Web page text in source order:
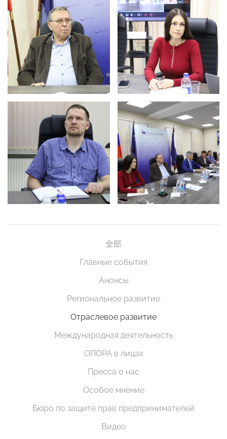
全部
Главные события
Анонсы
Региональное развитие
Отраслевое развитие
Международная деятельность
ОПОРА в лицах
Пресса о нас
Особое мнение
Бюро по защите прав предпринимателей
Видео